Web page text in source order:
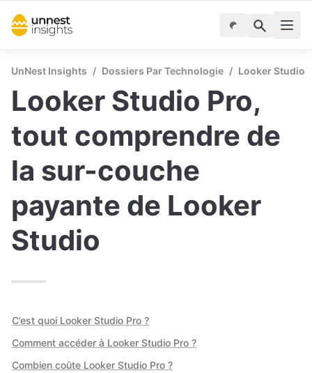
UnNest Insights / Dossiers Par Technologie / Looker Studio
Looker Studio Pro,
tout comprendre de
la sur-couche
payante de Looker
Studio
C’est quoi Looker Studio Pro ?
Comment accéder à Looker Studio Pro ?
Combien coûte Looker Studio Pro ?